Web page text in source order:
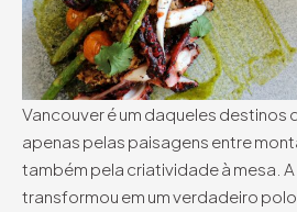
Vancouver é um daqueles destinos
apenas pelas paisagens entre
também pela criatividade à mesa.
transformou em um verdadeiro